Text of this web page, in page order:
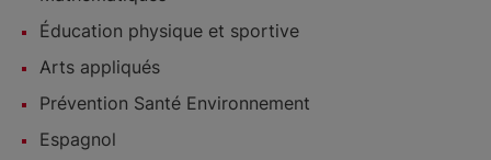
Éducation physique et sportive
Arts appliqués
Prévention Santé Environnement
Espagnol